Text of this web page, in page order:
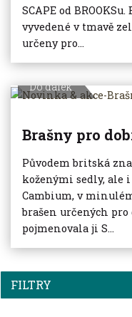
FILTRY
SCAPE od
vyvedené v tmavě
určeny pro...
Do dálek
Brašny pro
Původem britská
koženými sedly, ale
Cambium, v
brašen určených pro
pojmenovala ji S...